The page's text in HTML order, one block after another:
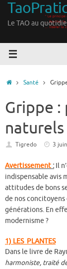
Passer
contenu
Le TAO au
Accueil
Santé
Grippe
naturels
Tigredo 3
Avertissement : Il
indispensable avis
attitudes de bons
de nos concitoyens
générations. En
modernisme ?
1) LES PLANTES
Dans le livre de
harmoniste, traité